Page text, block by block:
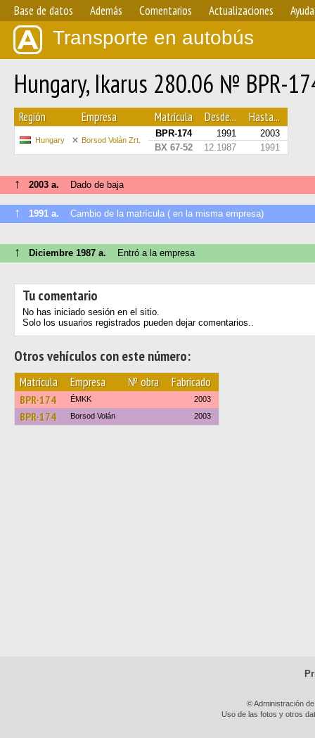
Base de datos Además Comentarios Actualizaciones Ayuda
Transporte en autobús
Hungary, Ikarus 280.06 № BPR-
Región Empresa Matrícula Desde... Hasta...
Hungary Borsod Volán Zrt.
BPR-174 1991
2003
BX 67-52
12.1987 1991
↑ 2003 a. Dado de baja
↑ 1991 a. Cambio de la matrícula ( en la misma empresa)
↑ Diciembre 1987 a. Entró a la empresa
Tu comentario
No has iniciado sesión en el sitio.
Solo los usuarios registrados pueden dejar comentarios..
Otros vehículos con este número:
Matrícula Empresa № obra Fabricado
BPR-174 ÉMKK 2003
BPR-174 Borsod Volán 2003
© Administración
Uso de las fotos y otros